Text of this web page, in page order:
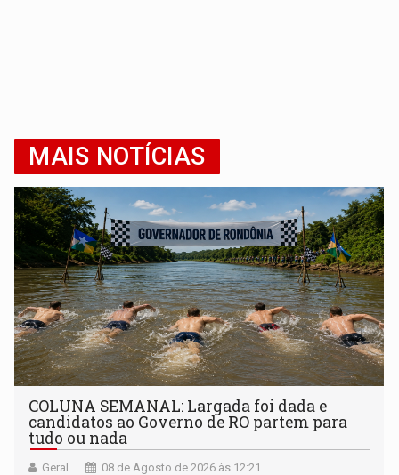
MAIS NOTÍCIAS
COLUNA SEMANAL: Largada foi dada e
candidatos ao Governo de RO partem para
tudo ou nada
Geral 08 de Agosto de 2026 às 12:21